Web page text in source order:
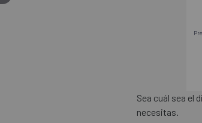
Sea cuál sea el
necesitas.